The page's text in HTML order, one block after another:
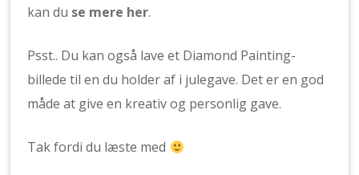
kan du se mere her.
Psst.. Du kan også lave et Diamond Painting-
billede til en du holder af i julegave. Det er en god
måde at give en kreativ og personlig gave.
Tak fordi du læste med